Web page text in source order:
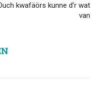
kwafäörs kunne d’r wat
van